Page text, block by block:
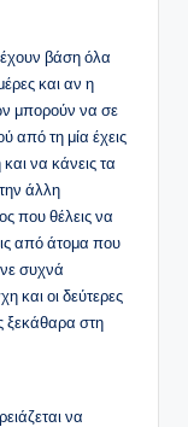
βάση όλα
και αν η
μπορούν να σε
από τη μία έχεις
να κάνεις τα
άλλη
που θέλεις να
από άτομα που
συχνά
και οι δεύτερες
ξεκάθαρα στη
να